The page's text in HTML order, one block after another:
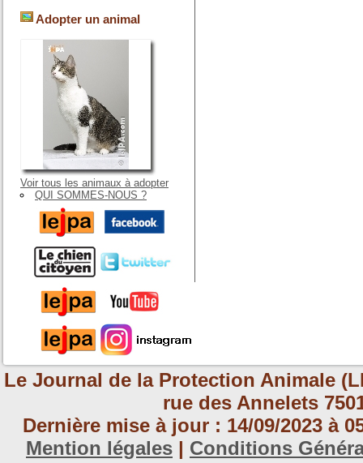
Adopter un animal
Voir tous les animaux à adopter
QUI SOMMES-NOUS ?
Le Journal de la Protection Animale
rue des Annelets
Dernière mise à jour : 14/09/2023 à
Mention légales | Conditions